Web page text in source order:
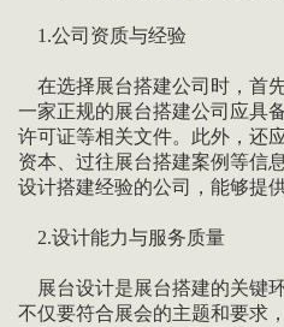
1.公司资质与经验
在选择展台搭建公司时，首
一家正规的展台搭建公司应具
许可证等相关文件。此外，还
资本、过往展台搭建案例等信
设计搭建经验的公司，能够提
2.设计能力与服务质量
展台设计是展台搭建的关键
不仅要符合展会的主题和要求